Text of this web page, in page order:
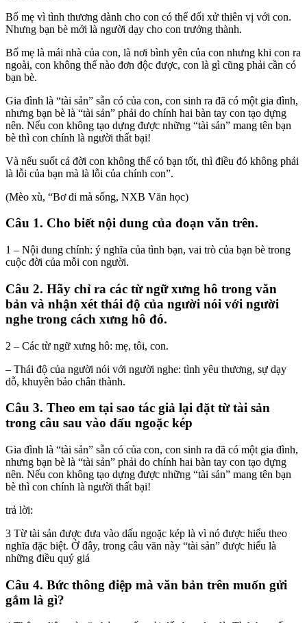
Bố mẹ vì tình thương dành cho con có thể đối xử thiên vị với con.
Nhưng bạn bè mới là người dạy cho con trưởng thành.
Bố mẹ là mái nhà của con, là nơi bình yên của con nhưng khi con ra
ngoài, con không thể nào đơn độc được, con là gì cũng phải cần có
bạn bè.
Gia đình là “tài sản” sẵn có của con, con sinh ra đã có một gia đình,
nhưng bạn bè là “tài sản” phải do chính hai bàn tay con tạo dựng
nên. Nếu con không tạo dựng được những “tài sản” mang tên bạn
bè thì con chính là người thất bại!
Và nếu suốt cả đời con không thể có bạn tốt, thì điều đó không phải
là lỗi của bạn mà là lỗi của chính con”.
(Mèo xù, “Bơ đi mà sống, NXB Văn học)
Câu 1. Cho biết nội dung của đoạn văn trên.
1 – Nội dung chính: ý nghĩa của tình bạn, vai trò của bạn bè trong
cuộc đời của mỗi con người.
Câu 2. Hãy chỉ ra các từ ngữ xưng hô trong văn
bản và nhận xét thái độ của người nói với người
nghe trong cách xưng hô đó.
2 – Các từ ngữ xưng hô: mẹ, tôi, con.
– Thái độ của người nói với người nghe: tình yêu thương, sự dạy
dỗ, khuyên bảo chân thành.
Câu 3. Theo em tại sao tác giả lại đặt từ tài sản
trong câu sau vào dấu ngoặc kép
Gia đình là “tài sản” sẵn có của con, con sinh ra đã có một gia đình,
nhưng bạn bè là “tài sản” phải do chính hai bàn tay con tạo dựng
nên. Nếu con không tạo dựng được những “tài sản” mang tên bạn
bè thì con chính là người thất bại!
trả lời:
3 Từ tài sản được đưa vào dấu ngoặc kép là vì nó được hiểu theo
nghĩa đặc biệt. Ở đây, trong câu văn này “tài sản” được hiểu là
những điều quý giá
Câu 4. Bức thông điệp mà văn bản trên muốn gửi
gắm là gì?